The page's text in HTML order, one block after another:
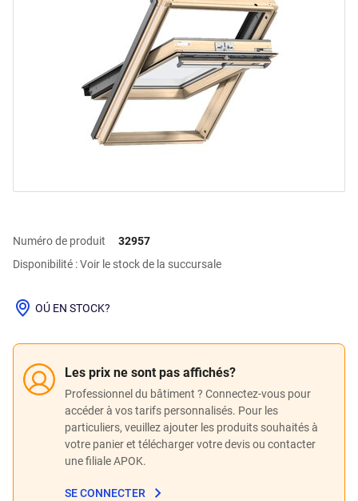
Numéro de produit
32957
Disponibilité : Voir le stock de la succursale
Les prix ne sont pas affichés?
Professionnel du bâtiment ? Connectez-vous pour
accéder à vos tarifs personnalisés. Pour les
particuliers, veuillez ajouter les produits souhaités à
votre panier et télécharger votre devis ou contacter
une filiale APOK.
SE CONNECTER
OÚ EN STOCK?